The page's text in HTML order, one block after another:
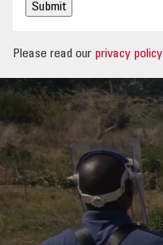
Submit
Please read our privacy policy